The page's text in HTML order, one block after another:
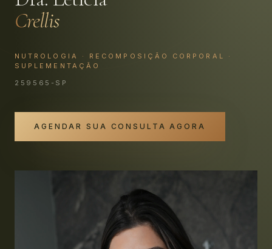
Crellis
NUTROLOGIA · RECOMPOSIÇÃO CORPORAL ·
SUPLEMENTAÇÃO
259565-SP
AGENDAR SUA CONSULTA AGORA